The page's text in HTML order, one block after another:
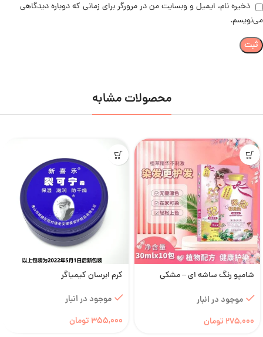
ذخیره نام، ایمیل و وبسایت من در مرورگر برای زمانی که دوباره دیدگاهی
می‌نویسم.
محصولات مشابه
شامپو رنگ ساشه ای – مشکی
موجود در انبار
275,000 تومان
کرم ابرسان کیمیاگر
موجود در انبار
355,000 تومان